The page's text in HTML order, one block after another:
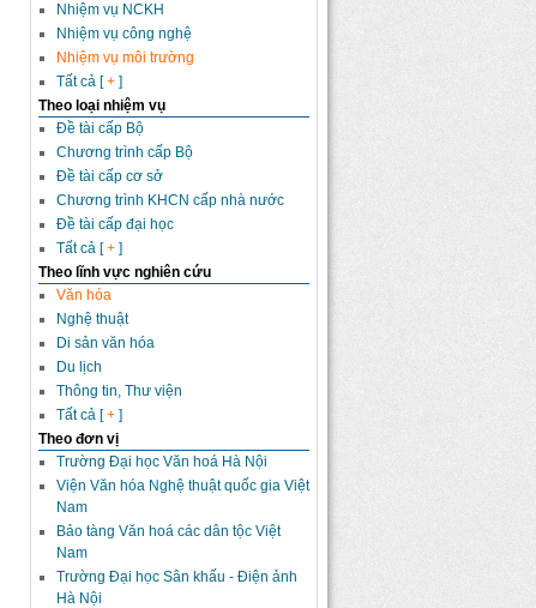
Nhiệm vụ NCKH
Nhiệm vụ công nghệ
Nhiệm vụ môi trường
Tất cả [+ ]
Theo loại nhiệm vụ
Đề tài cấp Bộ
Chương trình cấp Bộ
Đề tài cấp cơ sở
Chương trình KHCN cấp nhà nước
Đề tài cấp đại học
Tất cả [+ ]
Theo lĩnh vực nghiên cứu
Văn hóa
Nghệ thuật
Di sản văn hóa
Du lịch
Thông tin, Thư viện
Tất cả [+ ]
Theo đơn vị
Trường Đại học Văn hoá Hà Nội
Viện Văn hóa Nghệ thuật quốc gia Việt
Nam
Bảo tàng Văn hoá các dân tộc Việt
Nam
Trường Đại học Sân khấu - Điện ảnh
Hà Nội